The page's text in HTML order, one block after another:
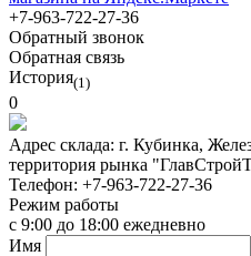
+7-963-722-27-36
Обратный звонок
Обратная связь
История(1)
0
Адрес склада: г. Кубинка,
территория рынка
Телефон: +7-963-722-27-36
Режим работы
с 9:00 до 18:00 ежедневно
Имя